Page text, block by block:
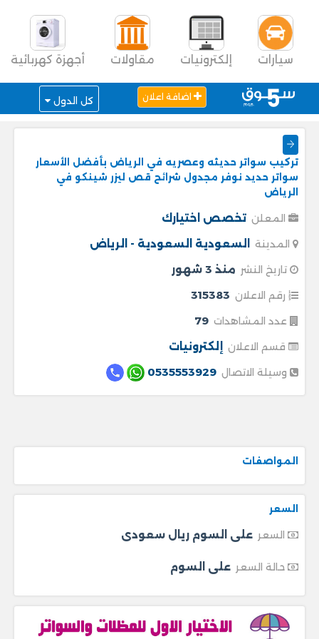
سيارات إلكترونيات مقاولات أجهزة كهربائية
اضافة اعلان كل الدول
تركيب سواتر حديثه وعصريه في الرياض بأفضل الأسعار
سواتر حديد نوفر مجدول شرائح قص ليزر شينكو في
الرياض
المعلن تخصص اختيارك
المدينة السعودية السعودية - الرياض
تاريخ النشر منذ 3 شهور
رقم الاعلان 315383
عدد المشاهدات 79
قسم الاعلان إلكترونيات
وسيلة الاتصال 0535553929
المواصفات
السعر
السعر على السوم ريال سعودى
حالة السعر على السوم